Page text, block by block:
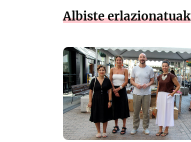
Albiste erlazionatuak